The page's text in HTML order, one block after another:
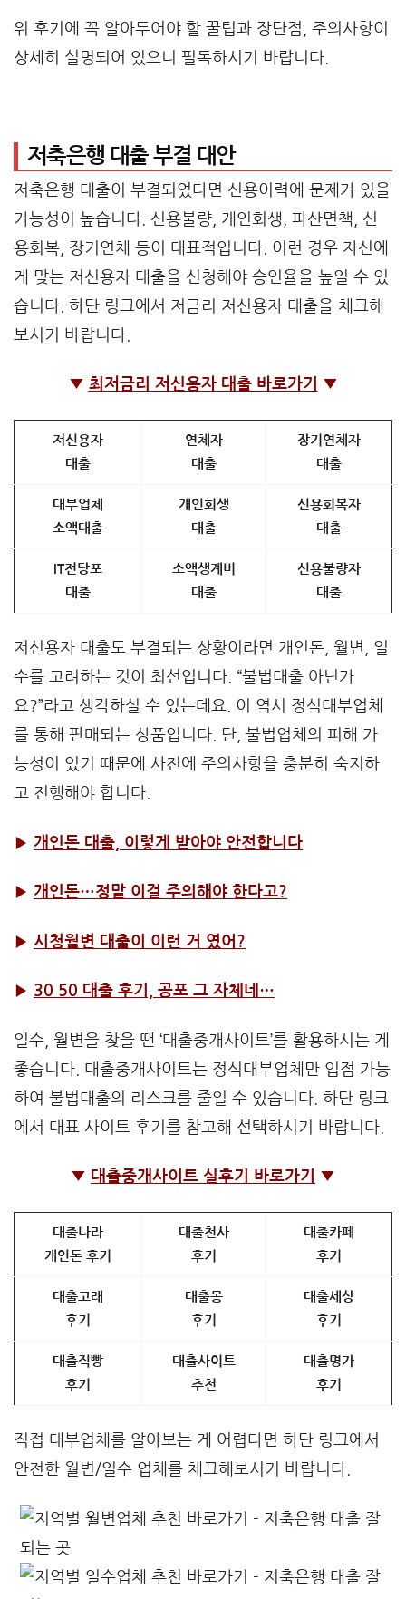
위 후기에 꼭 알아두어야 할 꿀팁과 장단점, 주의사항이
상세히 설명되어 있으니 필독하시기 바랍니다.
저축은행 대출 부결 대안
저축은행 대출이 부결되었다면 신용이력에 문제가 있을
가능성이 높습니다. 신용불량, 개인회생, 파산면책, 신
용회복, 장기연체 등이 대표적입니다. 이런 경우 자신에
게 맞는 저신용자 대출을 신청해야 승인율을 높일 수 있
습니다. 하단 링크에서 저금리 저신용자 대출을 체크해
보시기 바랍니다.
▼ 최저금리 저신용자 대출 바로가기 ▼
저신용자
대출
연체자
대출
장기연체자
대출
대부업체
소액대출
개인회생
대출
신용회복자
대출
IT전당포
대출
소액생계비
대출
신용불량자
대출
저신용자 대출도 부결되는 상황이라면 개인돈, 월변, 일
수를 고려하는 것이 최선입니다. “불법대출 아닌가
요?”라고 생각하실 수 있는데요. 이 역시 정식대부업체
를 통해 판매되는 상품입니다. 단, 불법업체의 피해 가
능성이 있기 때문에 사전에 주의사항을 충분히 숙지하
고 진행해야 합니다.
▶ 개인돈 대출, 이렇게 받아야 안전합니다
▶ 개인돈…정말 이걸 주의해야 한다고?
▶ 시청월변 대출이 이런 거 였어?
▶ 30 50 대출 후기, 공포 그 자체네…
일수, 월변을 찾을 땐 ‘대출중개사이트’를 활용하시는 게
좋습니다. 대출중개사이트는 정식대부업체만 입점 가능
하여 불법대출의 리스크를 줄일 수 있습니다. 하단 링크
에서 대표 사이트 후기를 참고해 선택하시기 바랍니다.
▼ 대출중개사이트 실후기 바로가기 ▼
대출나라
개인돈 후기
대출천사
후기
대출카페
후기
대출고래
후기
대출몽
후기
대출세상
후기
대출직빵
후기
대출사이트
추천
대출명가
후기
직접 대부업체를 알아보는 게 어렵다면 하단 링크에서
안전한 월변/일수 업체를 체크해보시기 바랍니다.